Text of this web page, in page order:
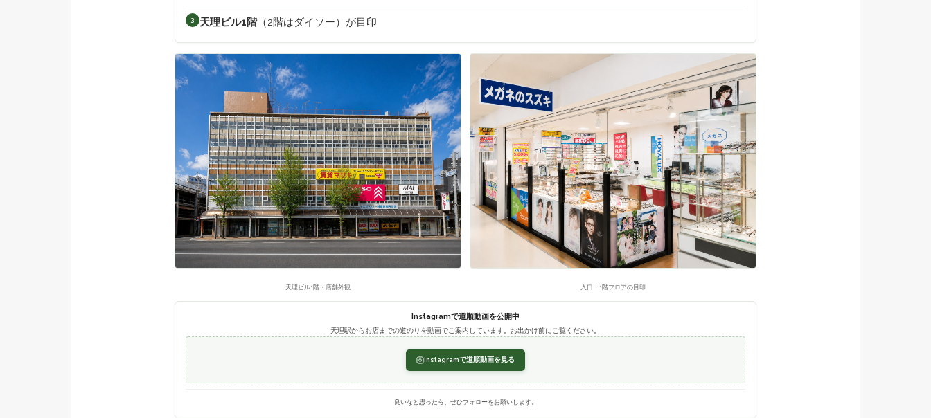
3 天理ビル1階（2階はダイソー）が目印
天理ビル1階・店舗外観 入口・1階フロアの目印
Instagramで道順動画を公開中
天理駅からお店までの道のりを動画でご案内しています。お出かけ前にご覧ください。
Instagramで道順動画を見る
良いなと思ったら、ぜひフォローをお願いします。